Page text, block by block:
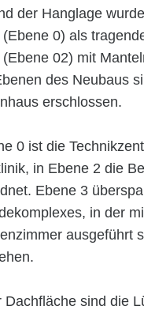
der Hanglage
(Ebene 0) als
(Ebene 02) mit
des Neubaus
erschlossen.
0 ist die
in Ebene 2 die
Ebene 3
in der
ausgeführt
Dachfläche sind die